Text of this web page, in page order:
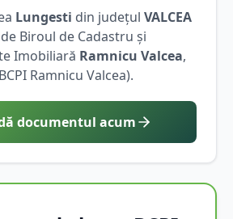
Lungesti din județul VALCEA
Biroul de Cadastru și
Imobiliară Ramnicu Valcea,
Ramnicu Valcea).
documentul acum